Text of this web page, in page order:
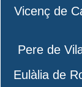
Vicenç de
Pere de
Eulàlia de